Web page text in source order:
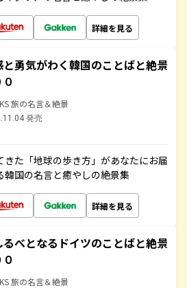
詳細を見る
と勇気がわく韓国のことばと絶景
旅の名言＆絶景
発売
た「地球の歩き方」があなたにお届
韓国の名言と癒やしの絶景集
詳細を見る
るべとなるドイツのことばと絶景
旅の名言＆絶景